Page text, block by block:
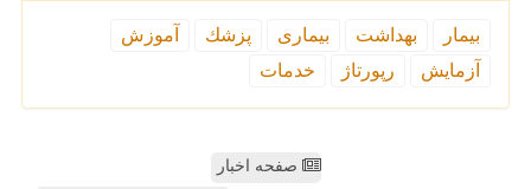
بیمار بهداشت بیماری پزشك
آموزش
آزمایش
رپورتاژ خدمات
صفحه اخبار